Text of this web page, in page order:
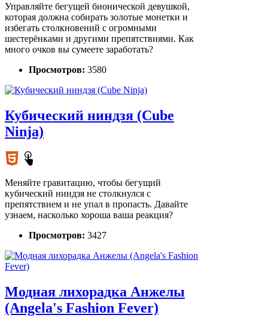
Управляйте бегущей бионической девушкой,
которая должна собирать золотые монетки и
избегать столкновений с огромными
шестерёнками и другими препятствиями. Как
много очков вы сумеете заработать?
Просмотров: 3580
Кубический ниндзя (Cube
Ninja)
Меняйте гравитацию, чтобы бегущий
кубический ниндзя не столкнулся с
препятствием и не упал в пропасть. Давайте
узнаем, насколько хороша ваша реакция?
Просмотров: 3427
Модная лихорадка Анжелы
(Angela's Fashion Fever)